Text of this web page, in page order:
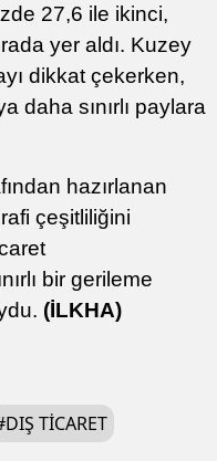
27,6 ile ikinci,
yer aldı. Kuzey
dikkat çekerken,
daha sınırlı paylara
hazırlanan
çeşitliliğini
bir gerileme
(İLKHA)
DIŞ TICARET